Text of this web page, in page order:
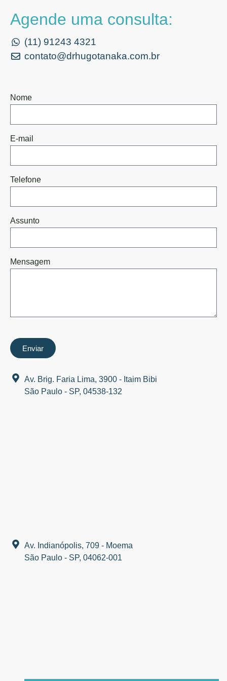
Av. Brig. Faria Lima, 3900 - Itaim Bibi
São Paulo - SP, 04538-132
Av. Indianópolis, 709 - Moema
São Paulo - SP, 04062-001
Agende uma consulta:
(11) 91243 4321
contato@drhugotanaka.com.br
Nome
E-mail
Telefone
Assunto
Mensagem
Enviar